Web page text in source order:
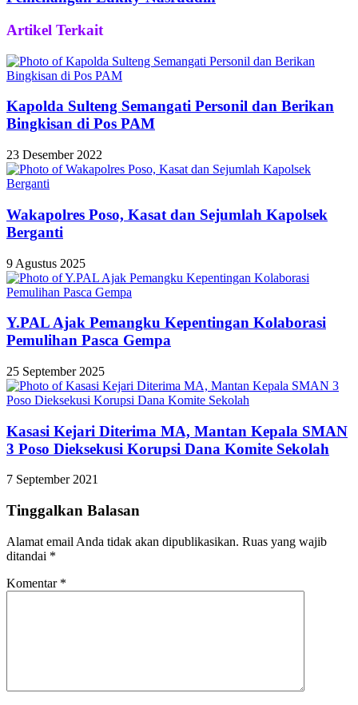
Artikel Terkait
Kapolda Sulteng Semangati Personil dan Berikan
Bingkisan di Pos PAM
23 Desember 2022
Wakapolres Poso, Kasat dan Sejumlah Kapolsek
Berganti
9 Agustus 2025
Y.PAL Ajak Pemangku Kepentingan Kolaborasi
Pemulihan Pasca Gempa
25 September 2025
Kasasi Kejari Diterima MA, Mantan Kepala SMAN
3 Poso Dieksekusi Korupsi Dana Komite Sekolah
7 September 2021
Tinggalkan Balasan
Alamat email Anda tidak akan dipublikasikan. Ruas yang wajib
ditandai *
Komentar *